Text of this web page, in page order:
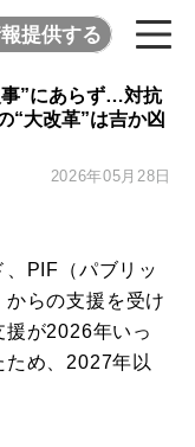
提供する
事”にあらず…対抗
“大改革”は吉か凶
2026年05月28日
PIF（パブリッ
らの支援を受け
が2026年いっ
め、2027年以